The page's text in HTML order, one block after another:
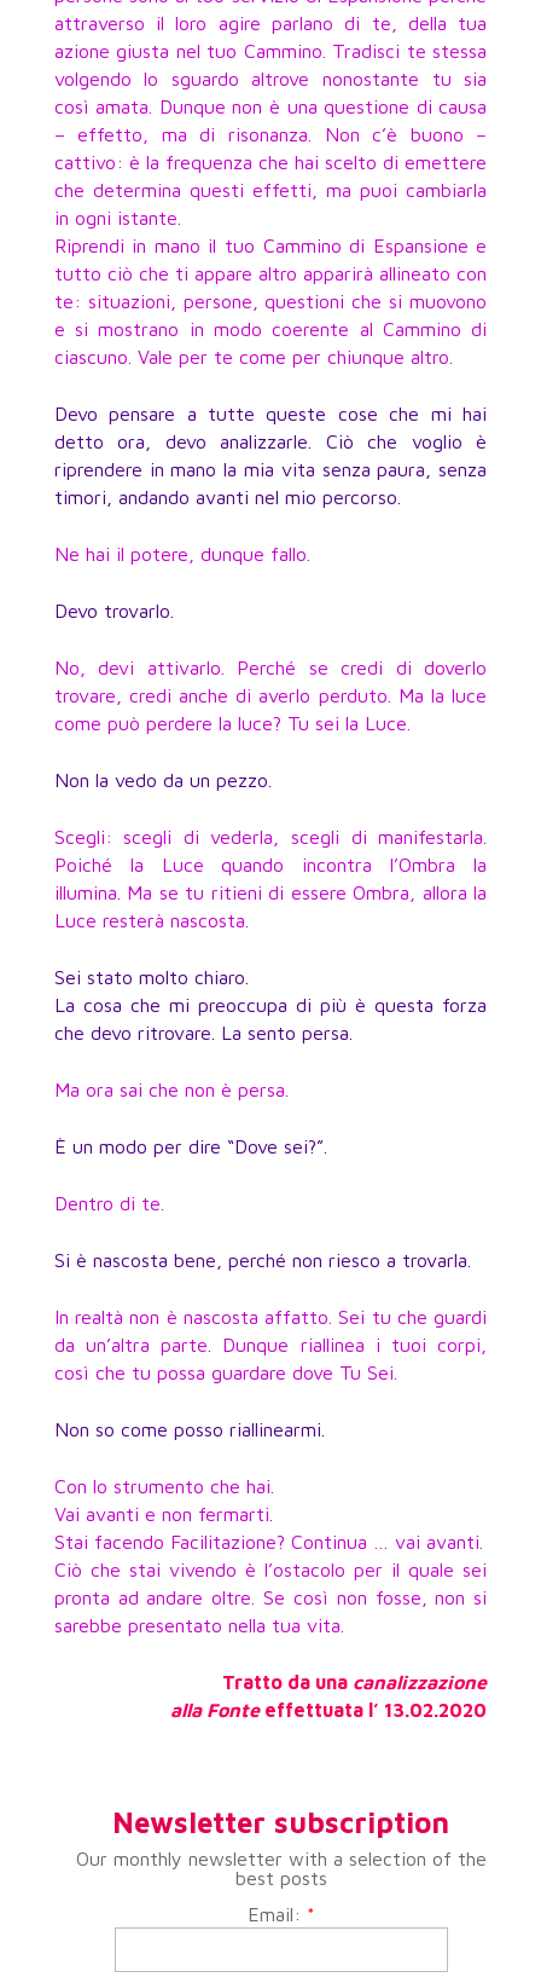
attraverso il loro agire parlano di te, della tua
azione giusta nel tuo Cammino. Tradisci te stessa
volgendo lo sguardo altrove nonostante tu sia
così amata. Dunque non è una questione di causa
– effetto, ma di risonanza. Non c’è buono –
cattivo: è la frequenza che hai scelto di emettere
che determina questi effetti, ma puoi cambiarla
in ogni istante.
Riprendi in mano il tuo Cammino di Espansione e
tutto ciò che ti appare altro apparirà allineato con
te: situazioni, persone, questioni che si muovono
e si mostrano in modo coerente al Cammino di
ciascuno. Vale per te come per chiunque altro.
Devo pensare a tutte queste cose che mi hai
detto ora, devo analizzarle. Ciò che voglio è
riprendere in mano la mia vita senza paura, senza
timori, andando avanti nel mio percorso.
Ne hai il potere, dunque fallo.
Devo trovarlo.
No, devi attivarlo. Perché se credi di doverlo
trovare, credi anche di averlo perduto. Ma la luce
come può perdere la luce? Tu sei la Luce.
Non la vedo da un pezzo.
Scegli: scegli di vederla, scegli di manifestarla.
Poiché la Luce quando incontra l’Ombra la
illumina. Ma se tu ritieni di essere Ombra, allora la
Luce resterà nascosta.
Sei stato molto chiaro.
La cosa che mi preoccupa di più è questa forza
che devo ritrovare. La sento persa.
Ma ora sai che non è persa.
È un modo per dire “Dove sei?”.
Dentro di te.
Si è nascosta bene, perché non riesco a trovarla.
In realtà non è nascosta affatto. Sei tu che guardi
da un’altra parte. Dunque riallinea i tuoi corpi,
così che tu possa guardare dove Tu Sei.
Non so come posso riallinearmi.
Con lo strumento che hai.
Vai avanti e non fermarti.
Stai facendo Facilitazione? Continua … vai avanti.
Ciò che stai vivendo è l’ostacolo per il quale sei
pronta ad andare oltre. Se così non fosse, non si
sarebbe presentato nella tua vita.
Tratto da una canalizzazione
alla Fonte effettuata l’ 13.02.2020
Newsletter subscription
Our monthly newsletter with a selection of the
best posts
Email: *